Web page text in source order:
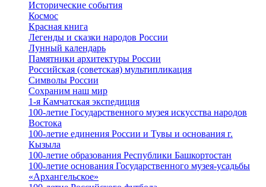
Исторические события
Космос
Красная книга
Легенды и сказки народов России
Лунный календарь
Памятники архитектуры России
Российская (советская) мультипликация
Символы России
Сохраним наш мир
1-я Камчатская экспедиция
100-летие Государственного музея искусства народов
Востока
100-летие единения России и Тувы и основания г.
Кызыла
100-летие образования Республики Башкортостан
100-летие основания Государственного музея-усадьбы
«Архангельское»